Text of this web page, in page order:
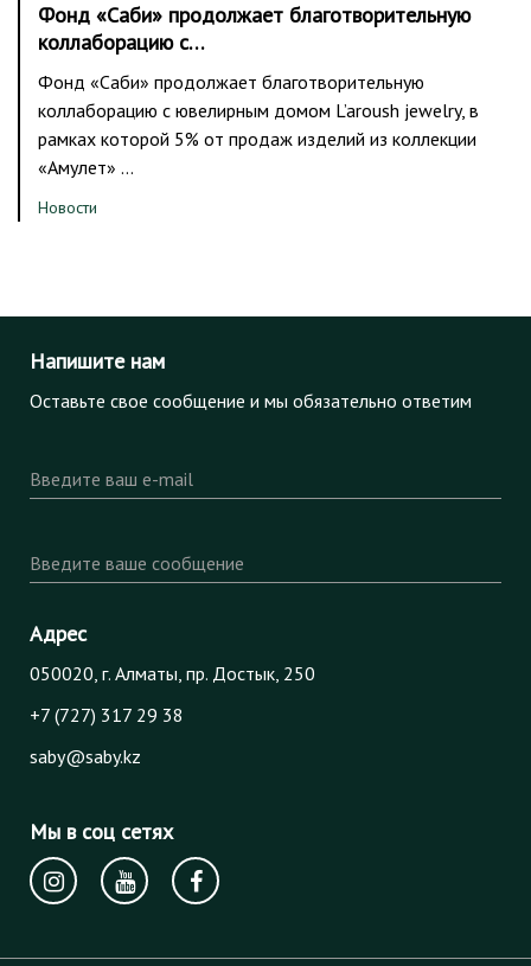
Фонд «Саби» продолжает благотворительную
коллаборацию с…
Фонд «Саби» продолжает благотворительную
коллаборацию с ювелирным домом L’aroush jewelry, в
рамках которой 5% от продаж изделий из коллекции
«Амулет» …
Новости
Напишите нам
Оставьте свое сообщение и мы обязательно ответим
Введите ваш e-mail
Введите ваше сообщение
Адрес
050020, г. Алматы, пр. Достык, 250
+7 (727) 317 29 38
saby@saby.kz
Мы в соц сетях